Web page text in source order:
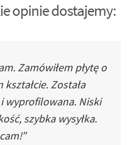
opinie dostajemy:
Zamówiłem płytę o
Została
wyprofilowana. Niski
szybka wysyłka.